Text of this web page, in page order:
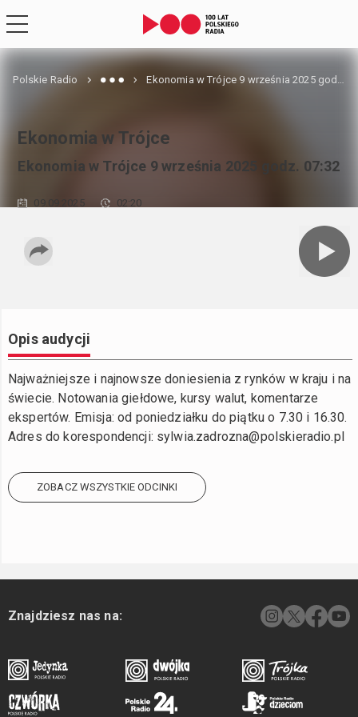
Polskie Radio Ekonomia w Trójce 9 września 2025 godz. 07:32
Ekonomia w Trójce
Ekonomia w Trójce 9 września 2025 godz. 07:32
09.09.2025 02:20
Opis audycji
Najważniejsze i najnowsze doniesienia z rynków w kraju i na
świecie. Notowania giełdowe, kursy walut, komentarze
ekspertów. Emisja: od poniedziałku do piątku o 7.30 i 16.30.
Adres do korespondencji: sylwia.zadrozna@polskieradio.pl
ZOBACZ WSZYSTKIE ODCINKI
Znajdziesz nas na: